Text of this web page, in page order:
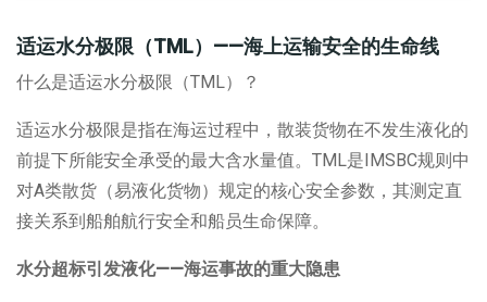
适运水分极限（TML） ——海上运输安全的生命线
什么是适运水分极限（TML）？
适运水分极限是指在海运过程中，散装货物在不发生液化的
前提下所能安全承受的最大含水量值。 TML是IMSBC规则中
对A类散货（易液化货物）规定的核心安全参数，其测定直
接关系到船舶航行安全和船员生命保障。
水分超标引发液化——海运事故的重大隐患